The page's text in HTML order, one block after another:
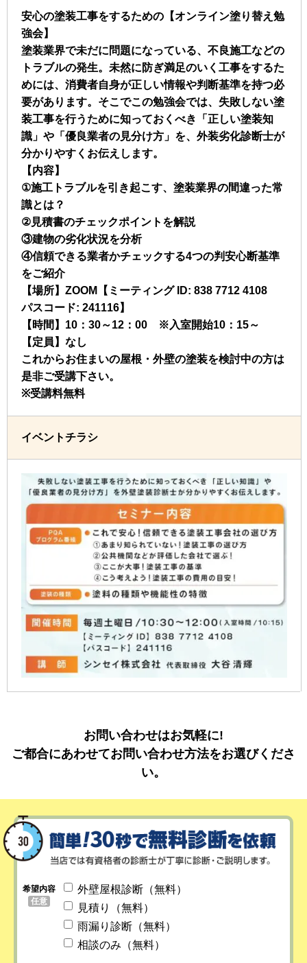
安心の塗装工事をするための【オンライン塗り替え勉
強会】
塗装業界で未だに問題になっている、不良施工などの
トラブルの発生。未然に防ぎ満足のいく工事をするた
めには、消費者自身が正しい情報や判断基準を持つ必
要があります。そこでこの勉強会では、失敗しない塗
装工事を行うために知っておくべき「正しい塗装知
識」や「優良業者の見分け方」を、外装劣化診断士が
分かりやすくお伝えします。
【内容】
①施工トラブルを引き起こす、塗装業界の間違った常
識とは？
②見積書のチェックポイントを解説
③建物の劣化状況を分析
④信頼できる業者かチェックする4つの判安心断基準
をご紹介
【場所】ZOOM【ミーティング ID: 838 7712 4108
パスコード: 241116】
【時間】10：30～12：00 ※入室開始10：15～
【定員】なし
これからお住まいの屋根・外壁の塗装を検討中の方は
是非ご受講下さい。
※受講料無料
イベントチラシ
お問い合わせはお気軽に!
ご都合にあわせてお問い合わせ方法をお選びくださ
い。
希望内容
任意
外壁屋根診断（無料）
見積り（無料）
雨漏り診断（無料）
相談のみ（無料）